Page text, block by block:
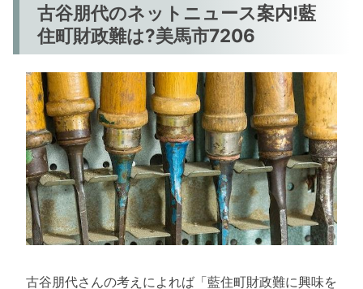
古谷朋代のネットニュース案内!藍
住町財政難は?美馬市7206
古谷朋代さんの考えによれば「藍住町財政難に興味を